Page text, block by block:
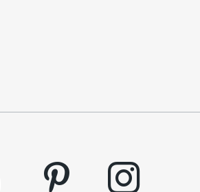
pinterest instagram